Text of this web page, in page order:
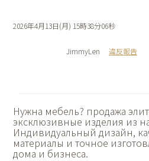
2026年4月13日(月) 15時38分06秒
JimmyLen 違反報告
Нужна мебель? продажа
эксклюзивные изделия из
Индивидуальный дизайн,
материалы и точное
дома и бизнеса.